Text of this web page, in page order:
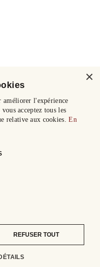
×
améliorer l'expérience
acceptez tous les
relative aux cookies.En
REFUSER TOUT